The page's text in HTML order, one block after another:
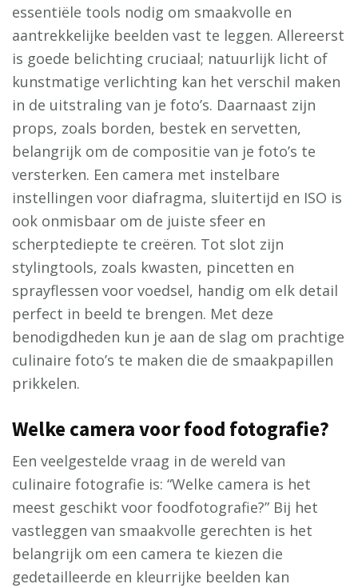
essentiële tools nodig om smaakvolle en
aantrekkelijke beelden vast te leggen. Allereerst
is goede belichting cruciaal; natuurlijk licht of
kunstmatige verlichting kan het verschil maken
in de uitstraling van je foto’s. Daarnaast zijn
props, zoals borden, bestek en servetten,
belangrijk om de compositie van je foto’s te
versterken. Een camera met instelbare
instellingen voor diafragma, sluitertijd en ISO is
ook onmisbaar om de juiste sfeer en
scherptediepte te creëren. Tot slot zijn
stylingtools, zoals kwasten, pincetten en
sprayflessen voor voedsel, handig om elk detail
perfect in beeld te brengen. Met deze
benodigdheden kun je aan de slag om prachtige
culinaire foto’s te maken die de smaakpapillen
prikkelen.
Welke camera voor food fotografie?
Een veelgestelde vraag in de wereld van
culinaire fotografie is: “Welke camera is het
meest geschikt voor foodfotografie?” Bij het
vastleggen van smaakvolle gerechten is het
belangrijk om een camera te kiezen die
gedetailleerde en kleurrijke beelden kan